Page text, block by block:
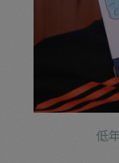
低